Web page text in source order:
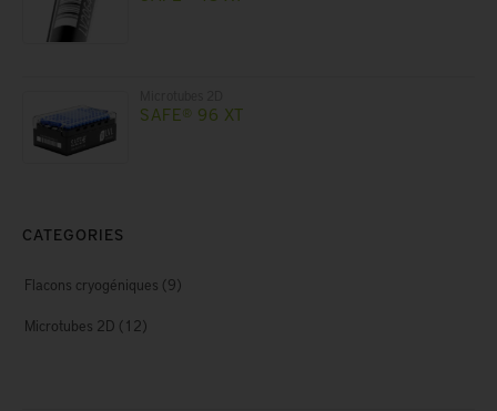
SAFE® 96 XT
CATEGORIES
Flacons cryogéniques (9)
Microtubes 2D (12)